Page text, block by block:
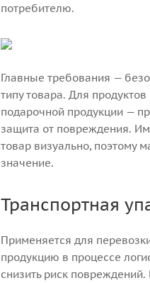
потребителю.
Главные требования —
типу товара. Для
подарочной продукции —
защита от повреждения.
товар визуально, поэтому
значение.
Транспортная
Применяется для
продукцию в процессе
снизить риск